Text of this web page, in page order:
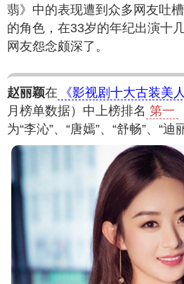
翡》中的表现遭到众多网友吐
的角色，在33岁的年纪出演十
网友怨念颇深了。
赵丽颖在 《影视剧十大古装美
月榜单数据）中上榜排名 第一
为“李沁”、“唐嫣”、“舒畅”、“迪